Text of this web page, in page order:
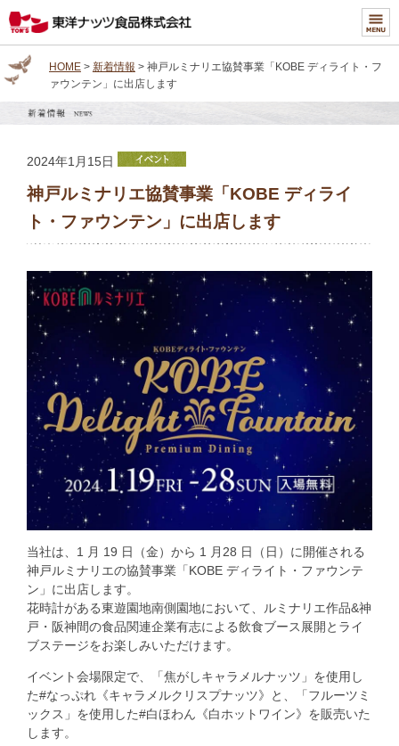
HOME> 新着情報 > 神戸ルミナリエ協賛事業「KOBE ディライト・フ
ァウンテン」に出店します
2024年1月15日
神戸ルミナリエ協賛事業「KOBE ディライ
ト・ファウンテン」に出店します
当社は、1 月 19 日（金）から 1 月28 日（日）に開催される
神戸ルミナリエの協賛事業「KOBE ディライト・ファウンテ
ン」に出店します。
花時計がある東遊園地南側園地において、ルミナリエ作品&神
戸・阪神間の食品関連企業有志による飲食ブース展開とライ
ブステージをお楽しみいただけます。
イベント会場限定で、「焦がしキャラメルナッツ」を使用し
た#なっぷれ《キャラメルクリスプナッツ》と、「フルーツミ
ックス」を使用した#白ほわん《白ホットワイン》を販売いた
します。